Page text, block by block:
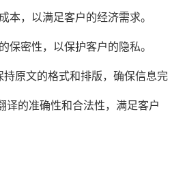
本，以满足客户的经济需求。
保密性，以保护客户的隐私。
原文的格式和排版，确保信息完
译的准确性和合法性，满足客户